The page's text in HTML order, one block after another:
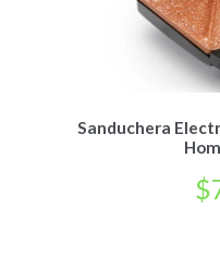
Sanduchera
$